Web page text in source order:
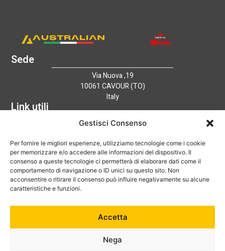
Gestisci Consenso
Per fornire le migliori esperienze, utilizziamo tecnologie come i cookie
per memorizzare e/o accedere alle informazioni del dispositivo. Il
consenso a queste tecnologie ci permetterà di elaborare dati come il
comportamento di navigazione o ID unici su questo sito. Non
acconsentire o ritirare il consenso può influire negativamente su alcune
caratteristiche e funzioni.
Accetta
Nega
Sede
Via Nuova ,19
10061 CAVOUR (TO)
Italy
Link utili
Home
Catalogo
Tecnologia
News
Contatti
Hai bisogno di aiuto?
+39 0121 600752
info@australian-srl.com